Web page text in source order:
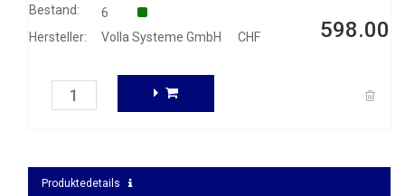
CHF 598.00
Bestand:
6
Hersteller:
Volla Systeme GmbH
Produktedetails